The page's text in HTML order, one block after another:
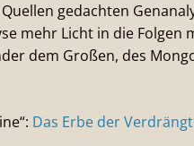
gedachten
mehr Licht in die Folgen
dem Großen, des
Das Erbe der